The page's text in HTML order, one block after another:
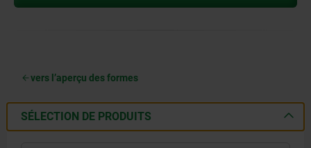
vers l’aperçu des formes
SÉLECTION DE PRODUITS